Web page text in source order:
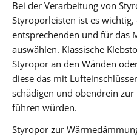
Bei der Verarbeitung von
Styroporleisten ist es wichtig,
entsprechenden und für das
auswählen. Klassische
Styropor an den Wänden
diese das mit
schädigen und obendrein
führen würden.
Styropor zur